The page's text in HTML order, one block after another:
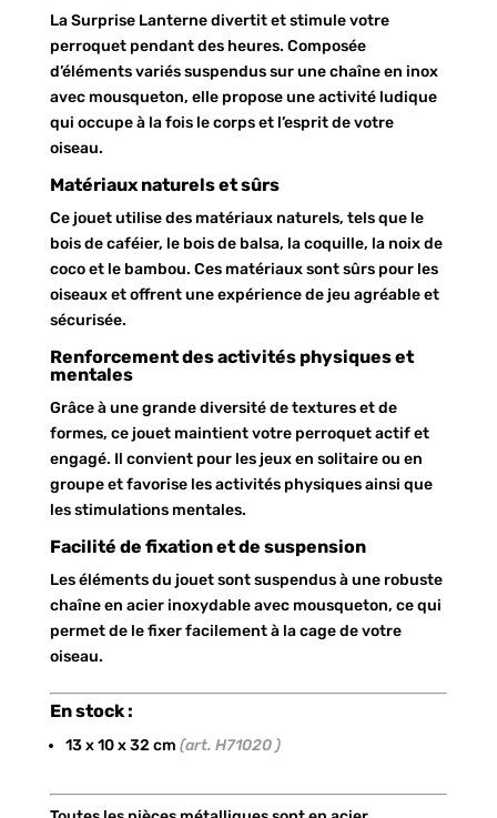
La Surprise Lanterne divertit et stimule votre
perroquet pendant des heures. Composée
d’éléments variés suspendus sur une chaîne en inox
avec mousqueton, elle propose une activité ludique
qui occupe à la fois le corps et l’esprit de votre
oiseau.
Matériaux naturels et sûrs
Ce jouet utilise des matériaux naturels, tels que le
bois de caféier, le bois de balsa, la coquille, la noix de
coco et le bambou. Ces matériaux sont sûrs pour les
oiseaux et offrent une expérience de jeu agréable et
sécurisée.
Renforcement des activités physiques et
mentales
Grâce à une grande diversité de textures et de
formes, ce jouet maintient votre perroquet actif et
engagé. Il convient pour les jeux en solitaire ou en
groupe et favorise les activités physiques ainsi que
les stimulations mentales.
Facilité de fixation et de suspension
Les éléments du jouet sont suspendus à une robuste
chaîne en acier inoxydable avec mousqueton, ce qui
permet de le fixer facilement à la cage de votre
oiseau.
En stock :
13 x 10 x 32 cm (art. H71020 )